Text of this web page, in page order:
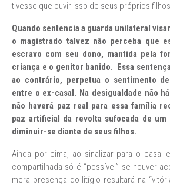
tivesse que ouvir isso de seus próprios
Quando sentencia a guarda unilateral
o magistrado talvez não perceba que
escravo com seu dono, mantida pela
criança e o genitor banido. Essa
ao contrário, perpetua o sentimento
entre o ex-casal. Na desigualdade não
não haverá paz real para essa família
paz artificial da revolta sufocada de um
diminuir-se diante de seus filhos.
Ainda por cima, ao sinalizar para o casal
compartilhada só é “possível” se houver
mera presença do litígio resultará na